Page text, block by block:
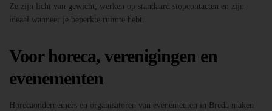
Ze zijn licht van gewicht, werken op standaard stopcontacten en zijn
ideaal wanneer je beperkte ruimte hebt.
Voor horeca, verenigingen en
evenementen
Horecaondernemers en organisatoren van evenementen in Breda maken